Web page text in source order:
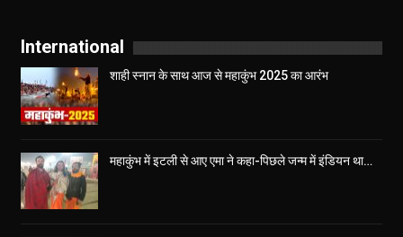
International
शाही स्नान के साथ आज से महाकुंभ 2025 का आरंभ
महाकुंभ में इटली से आए एमा ने कहा-पिछले जन्म में इंडियन था…